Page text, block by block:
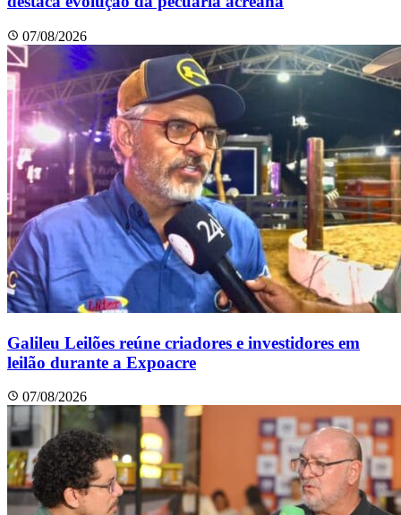
07/08/2026
Galileu Leilões reúne criadores e investidores em
leilão durante a Expoacre
07/08/2026